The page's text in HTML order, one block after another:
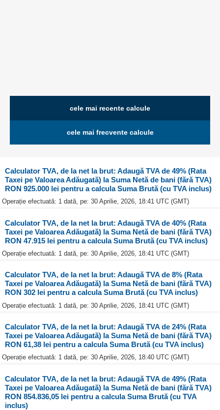
cele mai recente calcule
cele mai frecvente calcule
Calculator TVA, de la net la brut: Adaugă TVA de 49% (Rata
Taxei pe Valoarea Adăugată) la Suma Netă de bani (fără TVA)
RON 925.000 lei pentru a calcula Suma Brută (cu TVA inclus)
Operație efectuată: 1 dată, pe: 30 Aprilie, 2026, 18:41 UTC (GMT)
Calculator TVA, de la net la brut: Adaugă TVA de 40% (Rata
Taxei pe Valoarea Adăugată) la Suma Netă de bani (fără TVA)
RON 47.915 lei pentru a calcula Suma Brută (cu TVA inclus)
Operație efectuată: 1 dată, pe: 30 Aprilie, 2026, 18:41 UTC (GMT)
Calculator TVA, de la net la brut: Adaugă TVA de 8% (Rata
Taxei pe Valoarea Adăugată) la Suma Netă de bani (fără TVA)
RON 302 lei pentru a calcula Suma Brută (cu TVA inclus)
Operație efectuată: 1 dată, pe: 30 Aprilie, 2026, 18:41 UTC (GMT)
Calculator TVA, de la net la brut: Adaugă TVA de 24% (Rata
Taxei pe Valoarea Adăugată) la Suma Netă de bani (fără TVA)
RON 61,38 lei pentru a calcula Suma Brută (cu TVA inclus)
Operație efectuată: 1 dată, pe: 30 Aprilie, 2026, 18:40 UTC (GMT)
Calculator TVA, de la net la brut: Adaugă TVA de 49% (Rata
Taxei pe Valoarea Adăugată) la Suma Netă de bani (fără TVA)
RON 854.836,05 lei pentru a calcula Suma Brută (cu TVA
inclus)